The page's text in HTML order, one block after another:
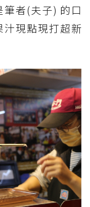
者(夫子) 的口
現點現打超新